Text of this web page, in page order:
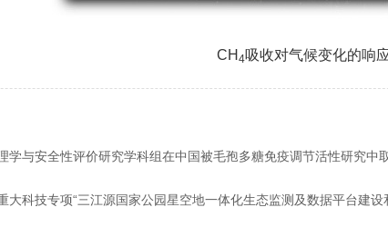
CH 4吸收对气候变化的响
学与安全性评价研究学科组在中国被毛孢多糖免疫调节活性研究中
大科技专项“三江源国家公园星空地一体化生态监测及数据平台建设